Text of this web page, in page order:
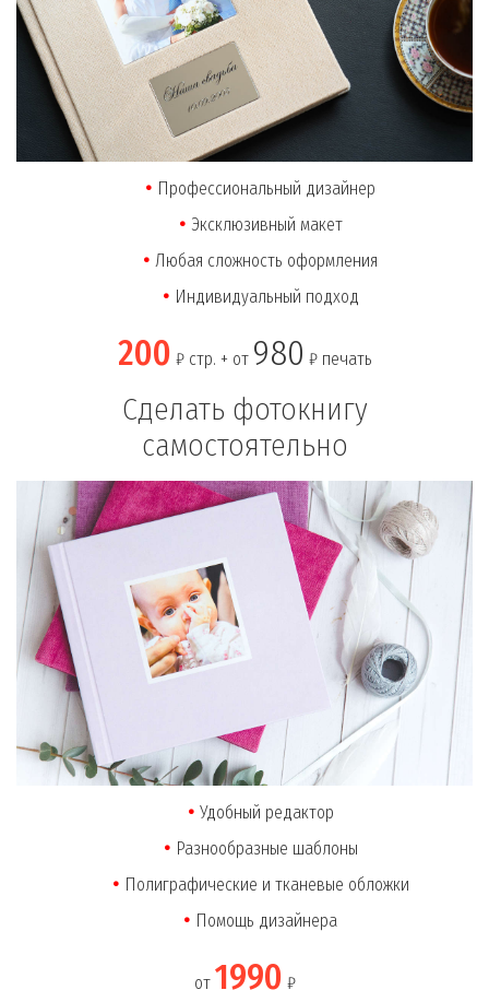
Профессиональный дизайнер
Эксклюзивный макет
Любая сложность оформления
Индивидуальный подход
200 ₽ стр. + от 980 ₽ печать
Сделать фотокнигу
самостоятельно
Удобный редактор
Разнообразные шаблоны
Полиграфические и тканевые обложки
Помощь дизайнера
от 1990 ₽